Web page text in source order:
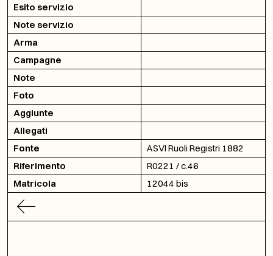
Esito servizio
Note servizio
Arma
Campagne
Note
Foto
Aggiunte
Allegati
Fonte
ASVI Ruoli Registri 1882
Riferimento
R0221 / c.46
Matricola
12044 bis